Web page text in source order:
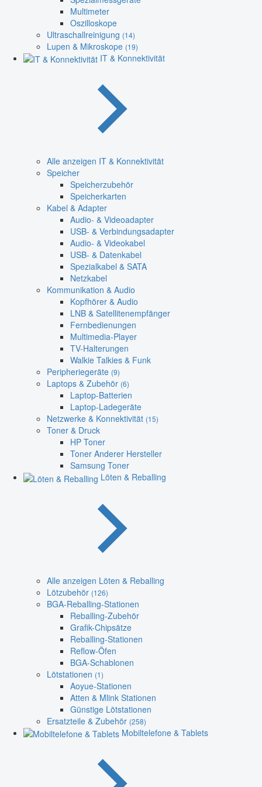
Multimeter
Oszilloskope
Ultraschallreinigung (14)
Lupen & Mikroskope (19)
IT & Konnektivität
Alle anzeigen IT & Konnektivität
Speicher
Speicherzubehör
Speicherkarten
Kabel & Adapter
Audio- & Videoadapter
USB- & Verbindungsadapter
Audio- & Videokabel
USB- & Datenkabel
Spezialkabel & SATA
Netzkabel
Kommunikation & Audio
Kopfhörer & Audio
LNB & Satellitenempfänger
Fernbedienungen
Multimedia-Player
TV-Halterungen
Walkie Talkies & Funk
Peripheriegeräte (9)
Laptops & Zubehör (6)
Laptop-Batterien
Laptop-Ladegeräte
Netzwerke & Konnektivität (15)
Toner & Druck
HP Toner
Toner Anderer Hersteller
Samsung Toner
Löten & Reballing
Alle anzeigen Löten & Reballing
Lötzubehör (126)
BGA-Reballing-Stationen
Reballing-Zubehör
Grafik-Chipsätze
Reballing-Stationen
Reflow-Öfen
BGA-Schablonen
Lötstationen (1)
Aoyue-Stationen
Atten & Mlink Stationen
Günstige Lötstationen
Ersatzteile & Zubehör (258)
Mobiltelefone & Tablets